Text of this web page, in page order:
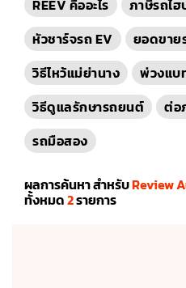
REEV คืออะไร
ภาษีรถไฮ
หัวชาร์จรถ EV
ยอดขา
วิธีไหว้แม่ย่านาง
พ่วงแบ
วิธีดูแลรักษารถยนต์
ต่อ
รถมือสอง
ผลการค้นหา สำหรับReview
ทั้งหมด2รายการ